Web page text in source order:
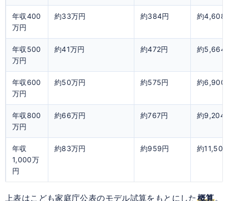
年収400
万円
約33万円 約384円 約4,608
年収500
万円
約41万円 約472円 約5,664
年収600
万円
約50万円 約575円 約6,900
年収800
万円
約66万円 約767円 約9,204
年収
1,000万
円
約83万円 約959円 約
上表はこども家庭庁公表のモデル試算をもとにした概算。